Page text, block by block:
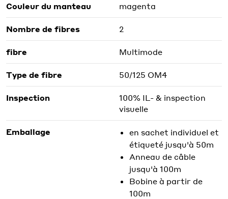
Couleur du manteau magenta
Nombre de fibres 2
fibre Multimode
Type de fibre 50/125 OM4
Inspection
100% IL- & inspection
visuelle
Emballage
en sachet individuel et
étiqueté jusqu'à 50m
Anneau de câble
jusqu'à 100m
Bobine à partir de
100m